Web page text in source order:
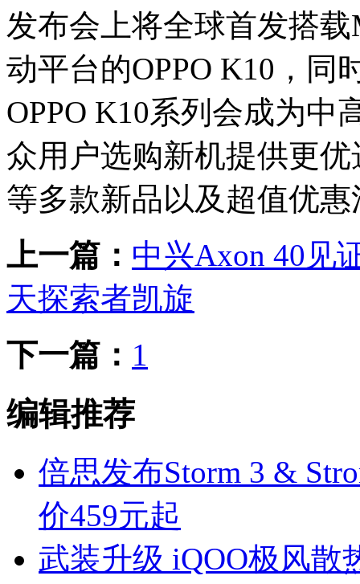
发布会上将全球首发搭载
动平台的OPPO K10，同
OPPO K10系列会成为中
众用户选购新机提供更
等多款新品以及超值优
上一篇： 中兴Axon 40见
天探索者凯旋
下一篇： 1
编辑推荐
倍思发布Storm 3 &
价459元起
武装升级 iQOO极风散